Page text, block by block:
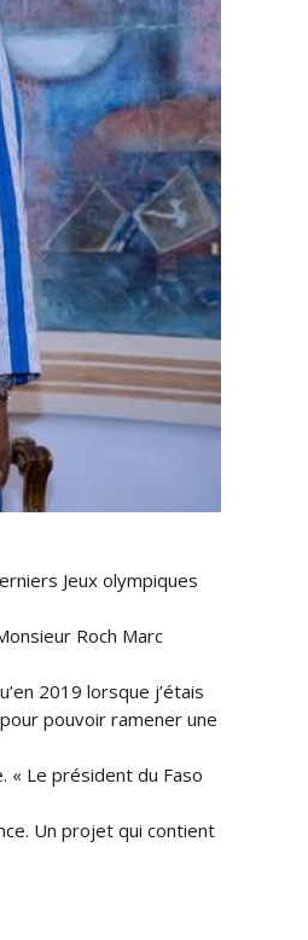
Jeux olympiques
Roch Marc
2019 lorsque j’étais
pouvoir ramener une
« Le président du Faso
Un projet qui contient